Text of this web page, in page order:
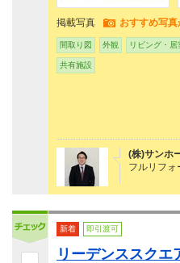
掲載写真 おすすめ写
間取り図 外観 リビング・居
共有施設
(株)サンホ
フルリフ
新着 即引渡可
リーデンススクエ